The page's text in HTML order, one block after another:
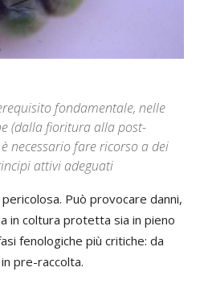
fondamentale, nelle
(dalla fioritura alla post-
necessario fare ricorso a dei
attivi adeguati
Può provocare danni,
in coltura protetta sia in pieno
fenologiche più critiche: da
pre-raccolta.